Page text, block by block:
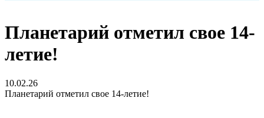
Планетарий отметил свое 14-
летие!
10.02.26
Планетарий отметил свое 14-летие!